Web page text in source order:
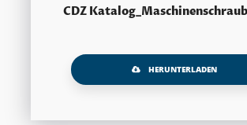
CDZ
HERUNTERLADEN